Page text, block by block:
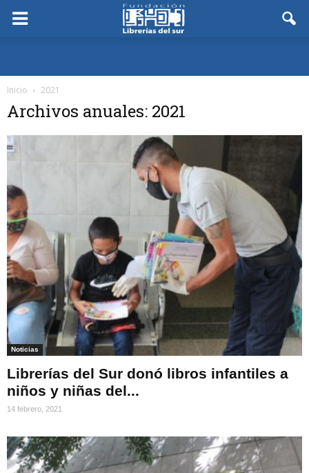
Inicio 2021
Archivos anuales: 2021
Noticias
Librerías del Sur donó libros infantiles a
niños y niñas del...
14 febrero, 2021